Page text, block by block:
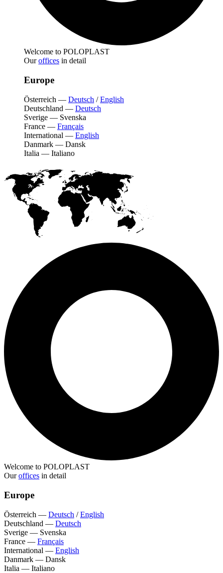
Welcome to POLOPLAST
Ouroffices in detail
Europe
Österreich — Deutsch /English
Deutschland — Deutsch
Sverige — Svenska
France — Français
International — English
Danmark — Dansk
Italia — Italiano
Welcome to POLOPLAST
Ouroffices in detail
Europe
Österreich — Deutsch /English
Deutschland — Deutsch
Sverige — Svenska
France — Français
International — English
Danmark — Dansk
Italia — Italiano